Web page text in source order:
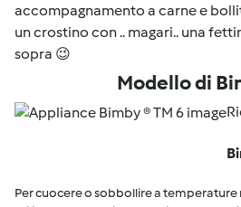
accompagnamento a carne e
un crostino con .. magari.. una
sopra 😉
Modello di
Per cuocere o sobbollire a temperature